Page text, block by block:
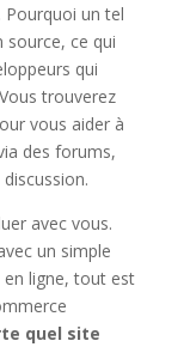
Pourquoi un tel
source, ce qui
qui
trouverez
vous aider à
des forums,
avec vous.
un simple
ligne, tout est
quel site